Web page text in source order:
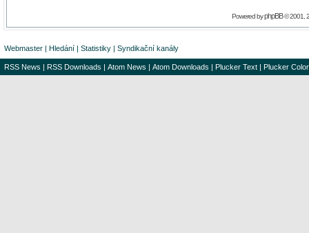
Powered byphpBB© 2001,
Webmaster | Hledání | Statistiky | Syndikační kanály
RSS News | RSS Downloads | Atom News | Atom Downloads | Plucker Text | Plucker Color